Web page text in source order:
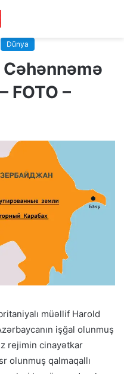
Dünya
FOTO –
müəllif Harold
işğal olunmuş
rejimin cinayətkar
olunmuş qalmaqallı